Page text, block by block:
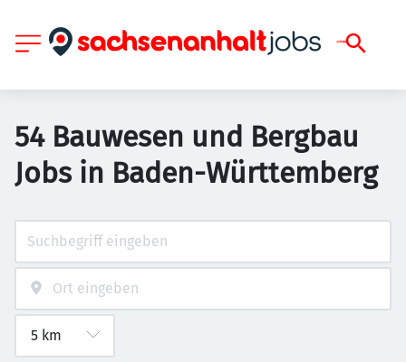
54 Bauwesen und Bergbau
Jobs in Baden-Württemberg